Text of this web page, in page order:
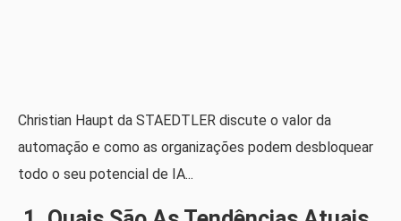
Christian Haupt da STAEDTLER discute o valor da
automação e como as organizações podem desbloquear
todo o seu potencial de IA...